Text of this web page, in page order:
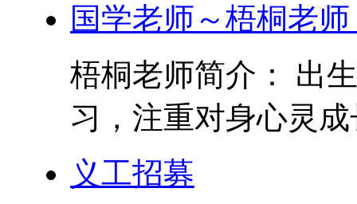
国学老师～梧桐老
梧桐老师简介： 出
习，注重对身心灵
义工招募